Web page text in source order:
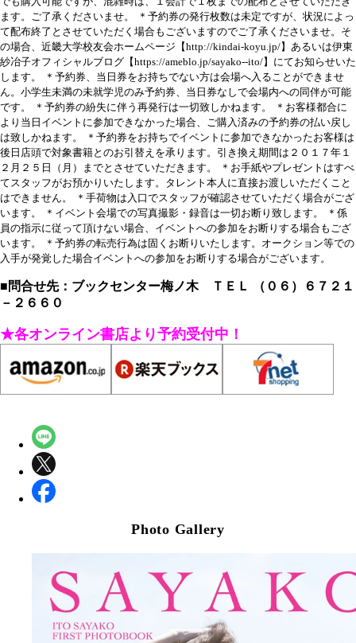
ます。ご了承くださいませ。
＊予約券の発行枚数は未定ですが、状況によっ
て配布終了とさせていただく場合もございますのでご了承くださいませ。そ
の場合、近畿大学校友会ホームページ【http://kindai-koyu.jp/】あるいは伊東
紗冶子オフィシャルブログ【https://ameblo.jp/sayako--ito/】にてお知らせいた
します。
＊予約券、当日券をお持ちでない方は会場へ入ることができませ
ん。小学生未満の未就学児のみ予約券、当日券なしで会場内への同伴が可能
です。
＊予約券の紛失に伴う再発行は一切致しかねます。
＊お客様都合に
より当日イベントに参加できなかった場合、ご購入済みの予約券の払い戻し
は致しかねます。
＊予約券をお持ちでイベントに参加できなかったお客様は
後日店頭で対象書籍とのお引替えを承ります。引き換え期間は２０１７年１
２月２５日（月）までとさせていただきます。
＊お手紙やプレゼントはすべ
てスタッフがお預かりいたします。タレント本人に直接お渡しいただくこと
はできません。
＊手荷物は入口でスタッフが確認させていただく場合がござ
います。
＊イベント会場での写真撮影・録音は一切お断り致します。
＊係
員の指示に従って頂けない場合、イベントへの参加をお断りする場合もござ
います。
＊予約券の転売行為は固くお断りいたします。オークション等での
入手が発覚した場合イベントへの参加をお断りする場合がございます。
■問合せ先：ブックセンター梅ノ木 ＴＥＬ （０６）６７２１
－２６６０
★各オンライン書店より予約受付中！
Photo Gallery